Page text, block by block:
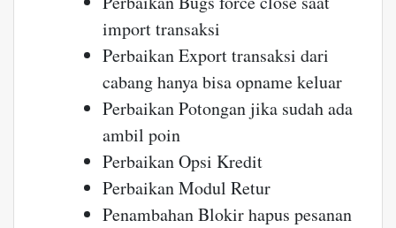
import transaksi
Perbaikan Export transaksi dari
cabang hanya bisa opname keluar
Perbaikan Potongan jika sudah ada
ambil poin
Perbaikan Opsi Kredit
Perbaikan Modul Retur
Penambahan Blokir hapus pesanan